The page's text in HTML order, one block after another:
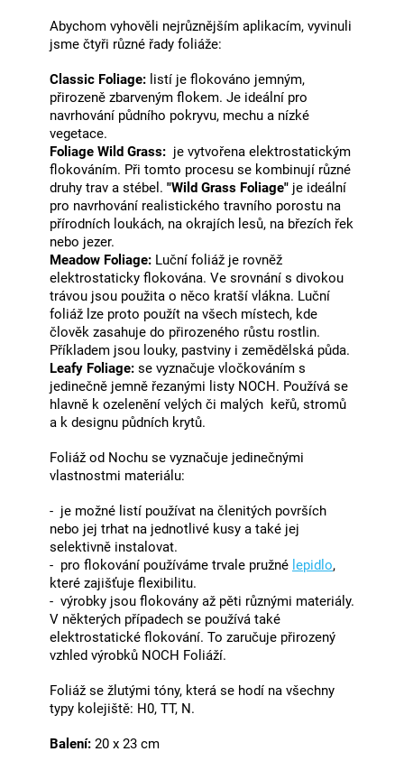
Abychom vyhověli nejrůznějším aplikacím, vyvinuli
jsme čtyři různé řady foliáže:
Classic Foliage: listí je flokováno jemným,
přirozeně zbarveným flokem. Je ideální pro
navrhování půdního pokryvu, mechu a nízké
vegetace.
Foliage Wild Grass: je vytvořena elektrostatickým
flokováním. Při tomto procesu se kombinují různé
druhy trav a stébel. "Wild Grass Foliage" je ideální
pro navrhování realistického travního porostu na
přírodních loukách, na okrajích lesů, na březích řek
nebo jezer.
Meadow Foliage: Luční foliáž je rovněž
elektrostaticky flokována. Ve srovnání s divokou
trávou jsou použita o něco kratší vlákna. Luční
foliáž lze proto použít na všech místech, kde
člověk zasahuje do přirozeného růstu rostlin.
Příkladem jsou louky, pastviny i zemědělská půda.
Leafy Foliage: se vyznačuje vločkováním s
jedinečně jemně řezanými listy NOCH. Používá se
hlavně k ozelenění velých či malých keřů, stromů
a k designu půdních krytů.
Foliáž od Nochu se vyznačuje jedinečnými
vlastnostmi materiálu:
- je možné listí používat na členitých površích
nebo jej trhat na jednotlivé kusy a také jej
selektivně instalovat.
- pro flokování používáme trvale pružné lepidlo,
které zajišťuje flexibilitu.
- výrobky jsou flokovány až pěti různými materiály.
V některých případech se používá také
elektrostatické flokování. To zaručuje přirozený
vzhled výrobků NOCH Foliáží.
Foliáž se žlutými tóny, která se hodí na všechny
typy kolejiště: H0, TT, N.
Balení: 20 x 23 cm